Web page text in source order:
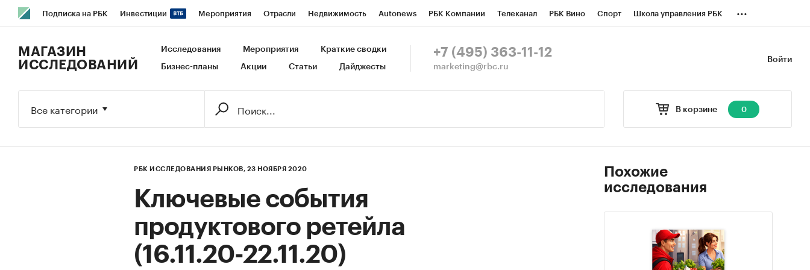
Подписка на РБК Инвестиции Мероприятия Отрасли Недвижимость Autonews РБК Компании Телеканал РБК Вино Спорт Школа управления РБК
Исследования Кредитные рейтинги Франшизы Газета Спецпроекты СПб Конференции СПб Спецпроекты
...
Войти
МАГАЗИН
ИССЛЕДОВАНИЙ
Исследования Мероприятия Краткие сводки
Бизнес-планы Акции Статьи Дайджесты
+7 (495) 363-11-12
marketing@rbc.ru
В корзине 0
Все категории
РБК ИССЛЕДОВАНИЯ РЫНКОВ, 23 НОЯБРЯ 2020
Ключевые события
продуктового ретейла
(16.11.20-22.11.20)
Похожие
исследования